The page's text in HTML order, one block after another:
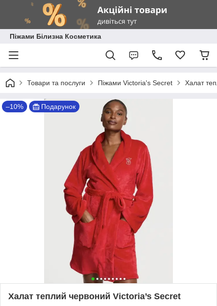
Піжами Білизна Косметика
Товари та послуги Піжами Victoria's Secret Халат
–10% Подарунок
Халат теплий червоний Victoria’s Secret